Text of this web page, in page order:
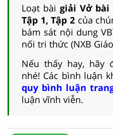
Loạt bài giải Vở bài
Tập 1, Tập 2 của
bám sát nội dung
nối tri thức (NXB
Nếu thấy hay, hãy
nhé! Các bình luận
quy bình luận
luận vĩnh viễn.